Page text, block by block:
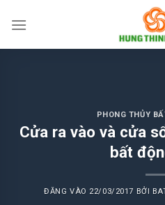
qua
PHONG THỦY
Cửa ra vào và cửa
bất
ĐĂNG VÀO 22/03/2017 BỞI